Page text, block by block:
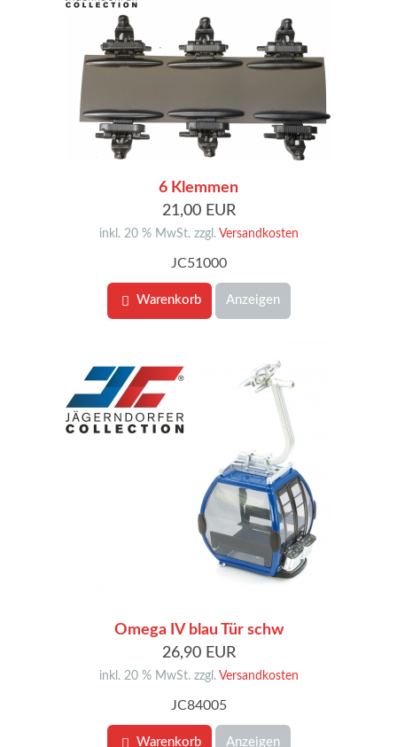
6 Klemmen
21,00 EUR
inkl. 20 % MwSt. zzgl. Versandkosten
JC51000
Warenkorb Anzeigen
Omega IV blau Tür schw
26,90 EUR
inkl. 20 % MwSt. zzgl. Versandkosten
JC84005
Warenkorb Anzeigen